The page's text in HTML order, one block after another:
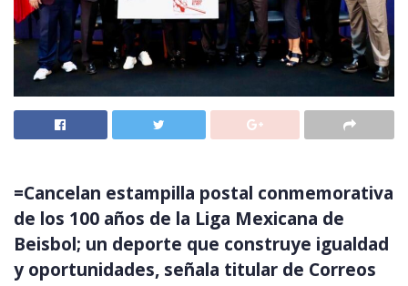
=Cancelan estampilla postal conmemorativa
de los 100 años de la Liga Mexicana de
Beisbol; un deporte que construye igualdad
y oportunidades, señala titular de Correos